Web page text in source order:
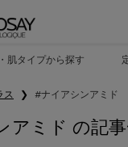
肌タイプから探す
ス #ナイアシンアミド
アミド の記